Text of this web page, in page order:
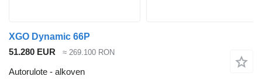
XGO Dynamic 66P
51.280 EUR
≈ 269.100 RON
Autorulote - alkoven